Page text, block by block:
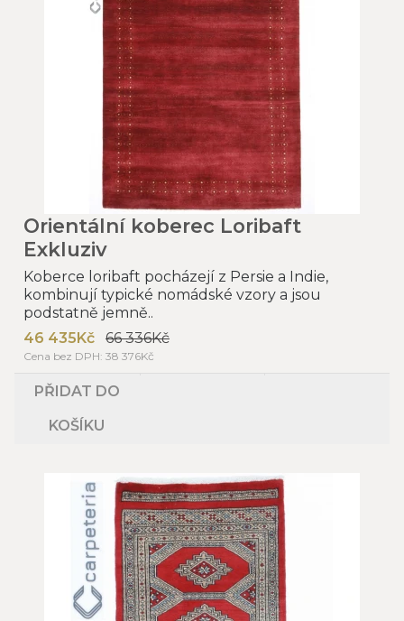
Orientální koberec Loribaft
Exkluziv
Koberce loribaft pocházejí z Persie a Indie,
kombinují typické nomádské vzory a jsou
podstatně jemně..
46 435Kč
66 336Kč
Cena bez DPH: 38 376Kč
PŘIDAT DO
KOŠÍKU